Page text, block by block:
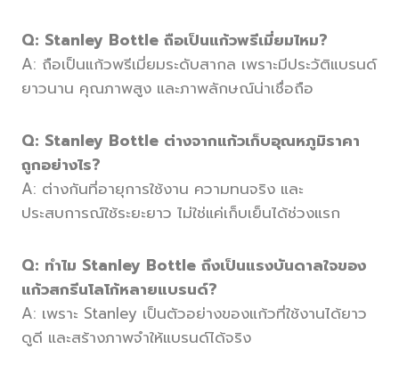
Q: Stanley Bottle ถือเป็นแก้วพรีเมี่ยมไหม?
A: ถือเป็นแก้วพรีเมี่ยมระดับสากล เพราะมีประวัติแบรนด์
ยาวนาน คุณภาพสูง และภาพลักษณ์น่าเชื่อถือ
Q: Stanley Bottle ต่างจากแก้วเก็บอุณหภูมิราคา
ถูกอย่างไร?
A: ต่างกันที่อายุการใช้งาน ความทนจริง และ
ประสบการณ์ใช้ระยะยาว ไม่ใช่แค่เก็บเย็นได้ช่วงแรก
Q: ทำไม Stanley Bottle ถึงเป็นแรงบันดาลใจของ
แก้วสกรีนโลโก้หลายแบรนด์?
A: เพราะ Stanley เป็นตัวอย่างของแก้วที่ใช้งานได้ยาว
ดูดี และสร้างภาพจำให้แบรนด์ได้จริง